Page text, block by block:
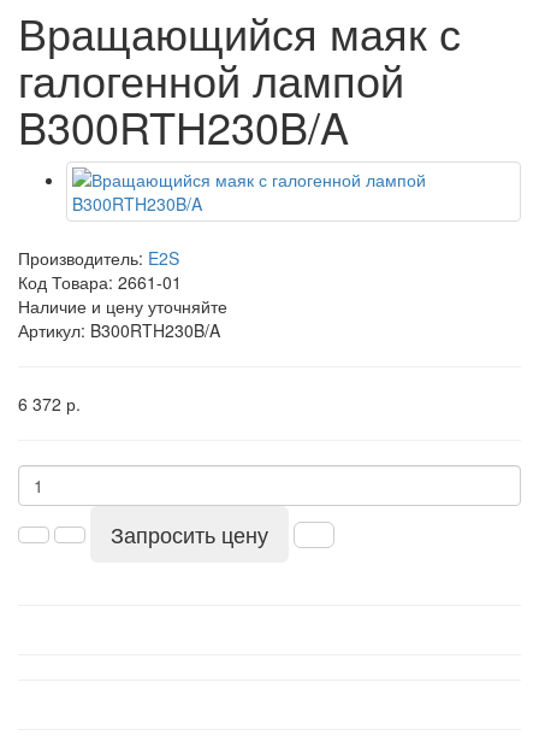
Вращающийся маяк с
галогенной лампой
B300RTH230B/A
Производитель: E2S
Код Товара: 2661-01
Наличие и цену уточняйте
Артикул: B300RTH230B/A
6 372 р.
Запросить цену